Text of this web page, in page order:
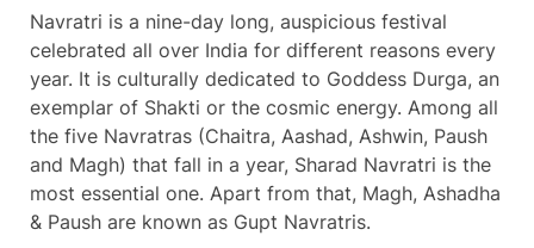
Navratri is a nine-day long, auspicious festival
celebrated all over India for different reasons every
year. It is culturally dedicated to Goddess Durga, an
exemplar of Shakti or the cosmic energy. Among all
the five Navratras (Chaitra, Aashad, Ashwin, Paush
and Magh) that fall in a year, Sharad Navratri is the
most essential one. Apart from that, Magh, Ashadha
& Paush are known as Gupt Navratris.